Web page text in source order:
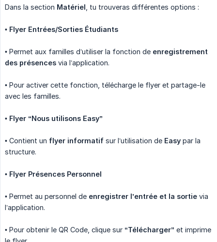
Dans la section Matériel , tu trouveras différentes options :
• Flyer Entrées/Sorties Étudiants
• Permet aux familles d’utiliser la fonction de enregistrement
des présences via l’application.
• Pour activer cette fonction, télécharge le flyer et partage-le
avec les familles.
• Flyer “Nous utilisons Easy”
• Contient un flyer informatif sur l’utilisation de Easy par la
structure.
• Flyer Présences Personnel
• Permet au personnel de enregistrer l’entrée et la sortie via
l’application.
• Pour obtenir le QR Code, clique sur “Télécharger” et imprime